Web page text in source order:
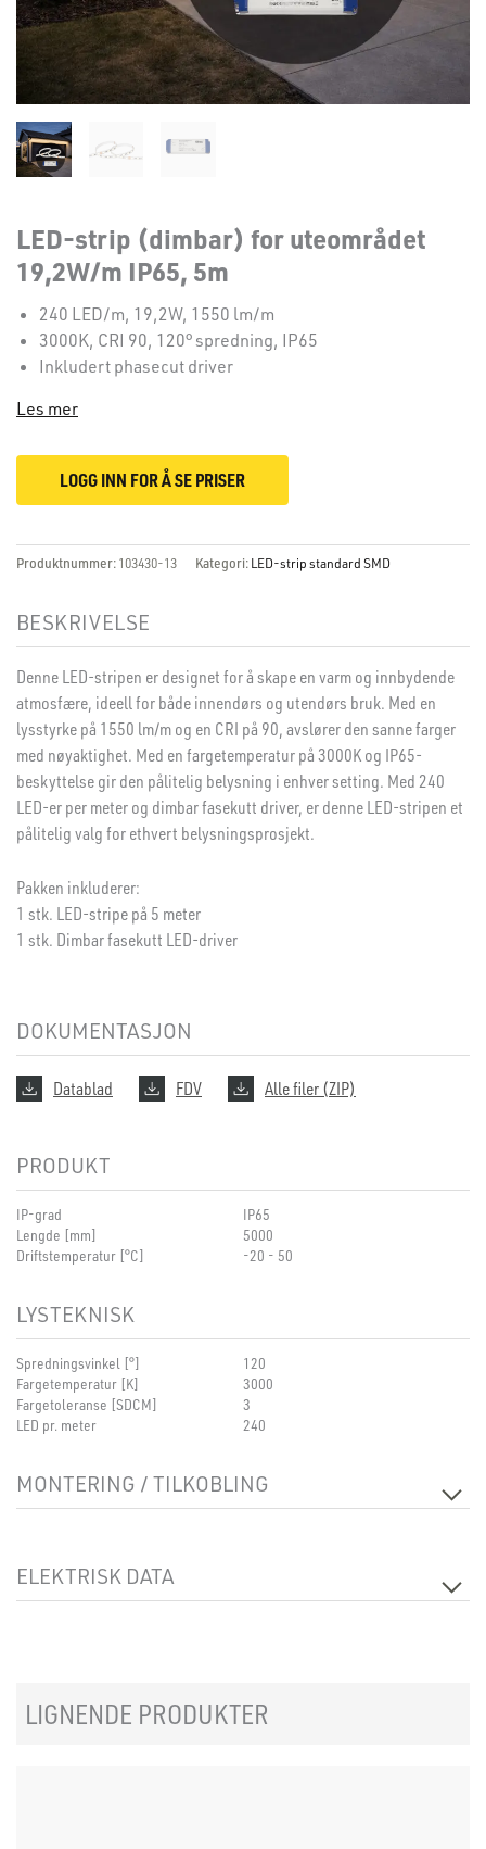
LED-strip (dimbar) for uteområdet
19,2W/m IP65, 5m
240 LED/m, 19,2W, 1550 lm/m
3000K, CRI 90, 120° spredning, IP65
Inkludert phasecut driver
Les mer
LOGG INN FOR Å SE PRISER
Produktnummer: 103430-13 Kategori: LED-strip standard SMD
BESKRIVELSE
Denne LED-stripen er designet for å skape en varm og innbydende
atmosfære, ideell for både innendørs og utendørs bruk. Med en
lysstyrke på 1550 lm/m og en CRI på 90, avslører den sanne farger
med nøyaktighet. Med en fargetemperatur på 3000K og IP65-
beskyttelse gir den pålitelig belysning i enhver setting. Med 240
LED-er per meter og dimbar fasekutt driver, er denne LED-stripen et
pålitelig valg for ethvert belysningsprosjekt.
Pakken inkluderer:
1 stk. LED-stripe på 5 meter
1 stk. Dimbar fasekutt LED-driver
DOKUMENTASJON
Datablad FDV Alle filer (ZIP)
PRODUKT
IP-grad
IP65
Lengde [mm]
5000
Driftstemperatur [°C]
-20 - 50
LYSTEKNISK
Spredningsvinkel [°]
120
Fargetemperatur [K]
3000
Fargetoleranse [SDCM]
3
LED pr. meter
240
MONTERING / TILKOBLING
ELEKTRISK DATA
LIGNENDE PRODUKTER